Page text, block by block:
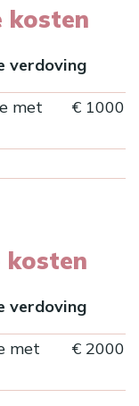
kosten
verdoving
met
€ 1000
kosten
verdoving
met
€ 2000